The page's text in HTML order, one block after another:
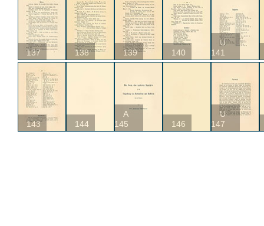
137 138 139 140
U
141
143 144
A
145
146
U
147